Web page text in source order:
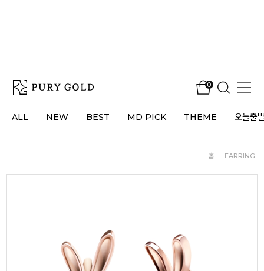
0
ALL NEW BEST MD PICK THEME 오늘출
홈 · EARRING